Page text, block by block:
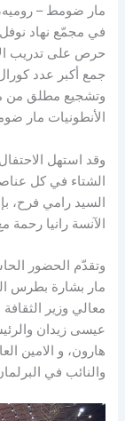
مار ضومط – روميه،
في مجمّع نهاد
حرص على تدريب
جمع أكبر عدد
وتشجيع مطلق من
الأنطونيات مار
وقد استهل
الشتاء في كل
السيد رامي فرح،
الآنسة رانيا رحمة
وتقدّم الحضور
مار بشارة بطرس
معالي وزير
عيسى زيدان
هارون، و الامين
والنائب في